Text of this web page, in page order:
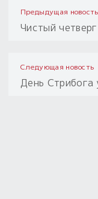
Оберег в подарок
к заказу от 3
Предыдущая новость
Чистый
Следующая новость
День Стрибога